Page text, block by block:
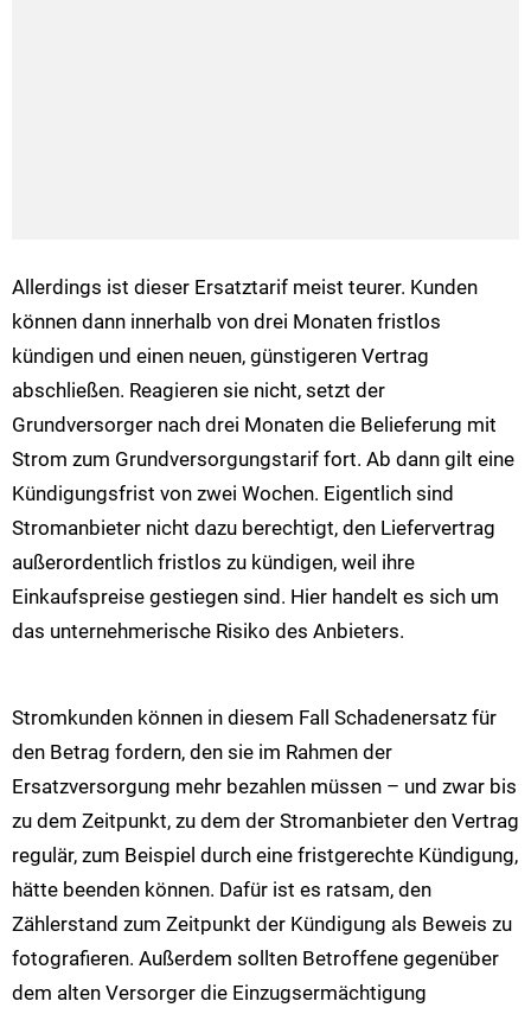
Allerdings ist dieser Ersatztarif meist teurer. Kunden
können dann innerhalb von drei Monaten fristlos
kündigen und einen neuen, günstigeren Vertrag
abschließen. Reagieren sie nicht, setzt der
Grundversorger nach drei Monaten die Belieferung mit
Strom zum Grundversorgungstarif fort. Ab dann gilt eine
Kündigungsfrist von zwei Wochen. Eigentlich sind
Stromanbieter nicht dazu berechtigt, den Liefervertrag
außerordentlich fristlos zu kündigen, weil ihre
Einkaufspreise gestiegen sind. Hier handelt es sich um
das unternehmerische Risiko des Anbieters.
Stromkunden können in diesem Fall Schadenersatz für
den Betrag fordern, den sie im Rahmen der
Ersatzversorgung mehr bezahlen müssen – und zwar bis
zu dem Zeitpunkt, zu dem der Stromanbieter den Vertrag
regulär, zum Beispiel durch eine fristgerechte Kündigung,
hätte beenden können. Dafür ist es ratsam, den
Zählerstand zum Zeitpunkt der Kündigung als Beweis zu
fotografieren. Außerdem sollten Betroffene gegenüber
dem alten Versorger die Einzugsermächtigung